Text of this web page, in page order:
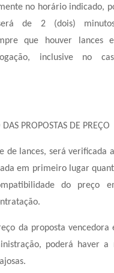
no horário indicado,
de 2 (dois)
que houver lances
inclusive no
PROPOSTAS DE PREÇO
de lances, será verificada
em primeiro lugar
do preço
da proposta vencedora
poderá haver a